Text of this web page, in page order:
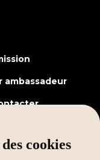
cookies
ambassadeur